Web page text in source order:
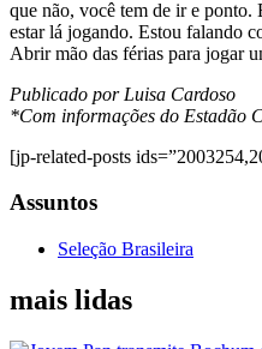
que não, você tem de ir e ponto.
estar lá jogando. Estou falando
Abrir mão das férias para jogar
Publicado por Luisa Cardoso
*Com informações do Estadão
[jp-related-posts
Assuntos
Seleção Brasileira
mais lidas